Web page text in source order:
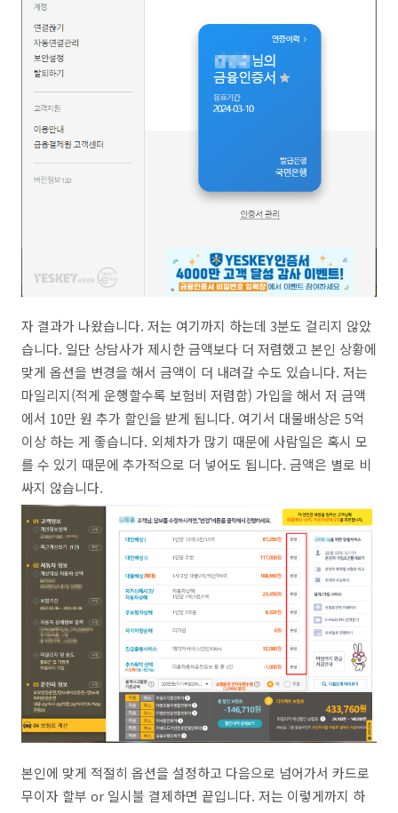
자 결과가 나왔습니다. 저는 여기까지 하는데 3분도 걸리지 않았
습니다. 일단 상담사가 제시한 금액보다 더 저렴했고 본인 상황에
맞게 옵션을 변경을 해서 금액이 더 내려갈 수도 있습니다. 저는
마일리지(적게 운행할수록 보험비 저렴함) 가입을 해서 저 금액
에서 10만 원 추가 할인을 받게 됩니다. 여기서 대물배상은 5억
이상 하는 게 좋습니다. 외체차가 많기 때문에 사람일은 혹시 모
를 수 있기 때문에 추가적으로 더 넣어도 됩니다. 금액은 별로 비
싸지 않습니다.
본인에 맞게 적절히 옵션을 설정하고 다음으로 넘어가서 카드로
무이자 할부 or 일시불 결제하면 끝입니다. 저는 이렇게까지 하